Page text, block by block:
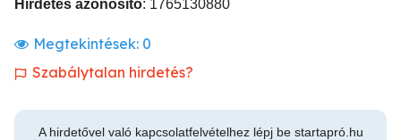
Hirdetés azonosító: 1765130880
Megtekintések: 0
Szabálytalan hirdetés?
A hirdetővel való kapcsolatfelvételhez lépj be startapró.hu